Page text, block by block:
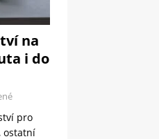
na
i do
pro
ostatní